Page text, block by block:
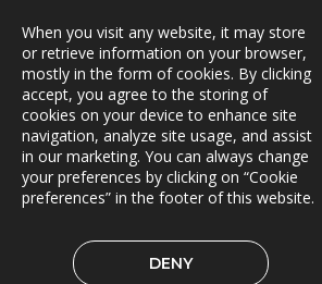
Vuorikatu 14 A
00100 Helsinki
Puh.
+358 40 451 7981
info@triona.fi
When you visit any website, it may store
or retrieve information on your browser,
mostly in the form of cookies. By clicking
accept, you agree to the storing of
cookies on your device to enhance site
navigation, analyze site usage, and assist
in our marketing. You can always change
your preferences by clicking on “Cookie
preferences” in the footer of this website.
DENY